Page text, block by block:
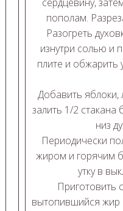
пополам.
Разогреть
изнутри солью и
плите и обжарить
Добавить
залить 1/2
низ
Периодически
жиром и горячим
утку в
Приготовить
вытопившийся жир